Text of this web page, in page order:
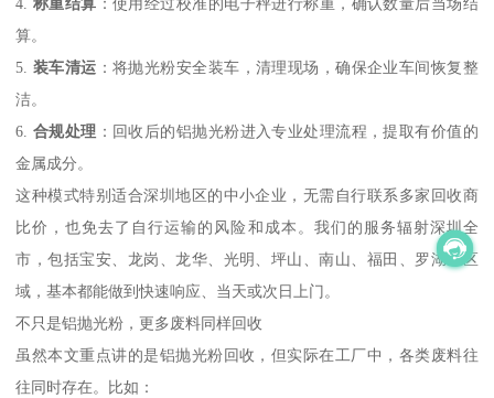
算。
5. 装车清运 ：将抛光粉安全装车，清理现场，确保企业车间恢复整
洁。
6. 合规处理 ：回收后的铝抛光粉进入专业处理流程，提取有价值的
金属成分。
这种模式特别适合深圳地区的中小企业，无需自行联系多家回收商
比价，也免去了自行运输的风险和成本。我们的服务辐射深圳全
市，包括宝安、龙岗、龙华、光明、坪山、南山、福田、罗湖等区
域，基本都能做到快速响应、当天或次日上门。
不只是铝抛光粉，更多废料同样回收
虽然本文重点讲的是铝抛光粉回收，但实际在工厂中，各类废料往
往同时存在。比如：